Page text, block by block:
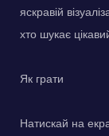
яскравій
хто шукає
Як грати
Натискай на